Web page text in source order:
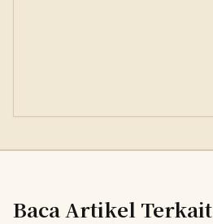
Baca Artikel Terkait